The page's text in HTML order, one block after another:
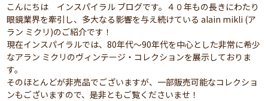
こんにちは インスパイラル ブログです。４０年もの長きにわたり
眼鏡業界を牽引し、多大なる影響を与え続けている alain mikli (ア
ラン ミクリ)のご紹介です！
現在インスパイラルでは、80年代～90年代を中心とした非常に希少
なアラン ミクリのヴィンテージ・コレクションを展示しておりま
す。
そのほとんどが非売品でございますが、一部販売可能なコレクショ
ンもございますので、是非ともご覧くださいませ！